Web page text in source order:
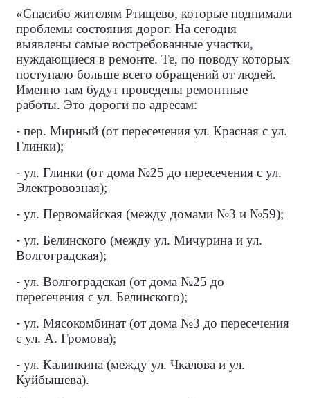
«Спасибо жителям Ртищево, которые поднимали
проблемы состояния дорог. На сегодня
выявлены самые востребованные участки,
нуждающиеся в ремонте. Те, по поводу которых
поступало больше всего обращений от людей.
Именно там будут проведены ремонтные
работы. Это дороги по адресам:
- пер. Мирный (от пересечения ул. Красная с ул.
Глинки);
- ул. Глинки (от дома №25 до пересечения с ул.
Электровозная);
- ул. Первомайская (между домами №3 и №59);
- ул. Белинского (между ул. Мичурина и ул.
Волгоградская);
- ул. Волгоградская (от дома №25 до
пересечения с ул. Белинского);
- ул. Мясокомбинат (от дома №3 до пересечения
с ул. А. Громова);
- ул. Калинкина (между ул. Чкалова и ул.
Куйбышева).